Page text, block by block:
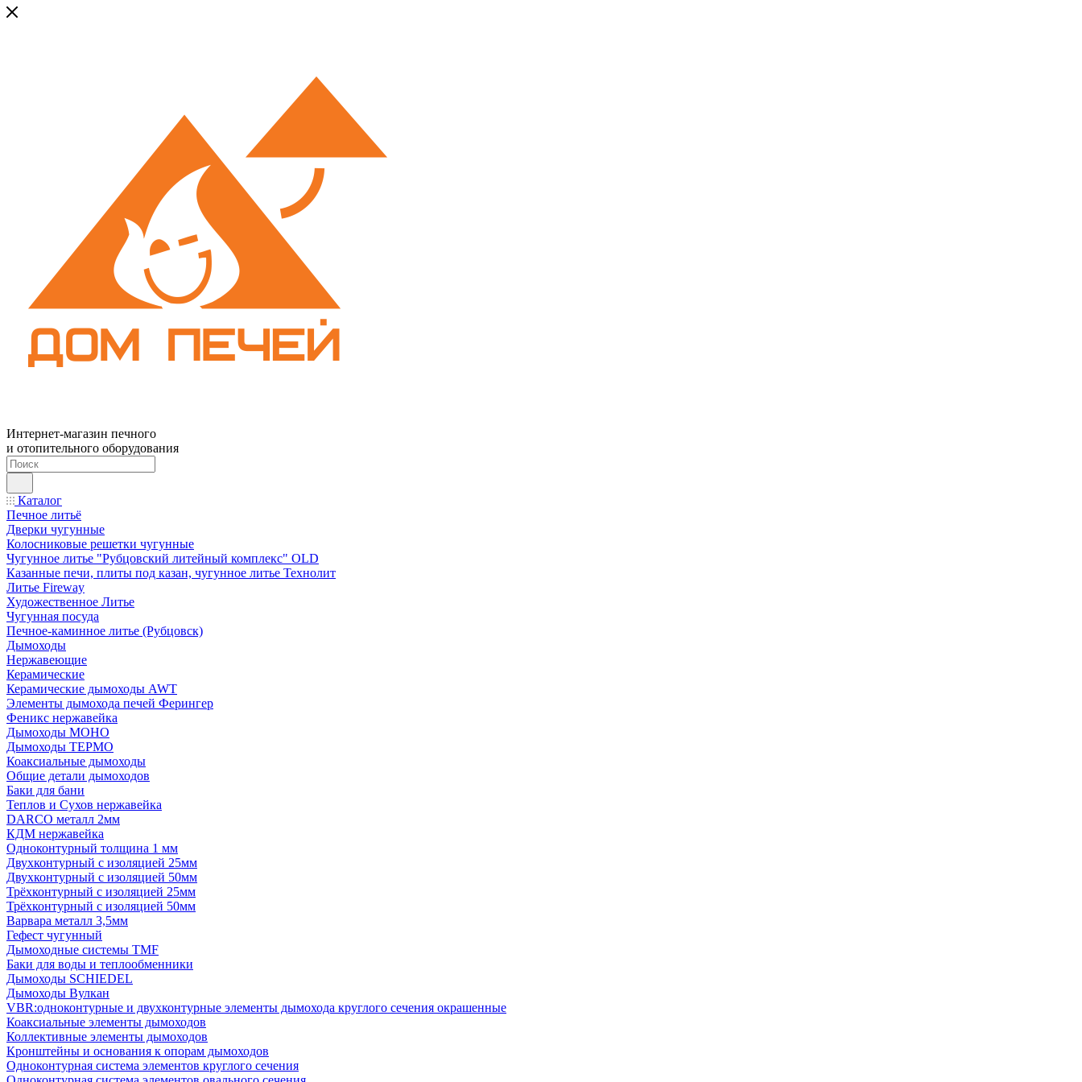
Интернет-магазин печного
и отопительного оборудования
Каталог
Печное литьё
Дверки чугунные
Колосниковые решетки чугунные
Чугунное литье "Рубцовский литейный комплекс" OLD
Казанные печи, плиты под казан, чугунное литье Технолит
Литье Fireway
Художественное Литье
Чугунная посуда
Печное-каминное литье (Рубцовск)
Дымоходы
Нержавеющие
Керамические
Керамические дымоходы AWT
Элементы дымохода печей Ферингер
Феникс нержавейка
Дымоходы МОНО
Дымоходы ТЕРМО
Коаксиальные дымоходы
Общие детали дымоходов
Баки для бани
Теплов и Сухов нержавейка
DARCO металл 2мм
КДМ нержавейка
Одноконтурный толщина 1 мм
Двухконтурный с изоляцией 25мм
Двухконтурный с изоляцией 50мм
Трёхконтурный с изоляцией 25мм
Трёхконтурный с изоляцией 50мм
Варвара металл 3,5мм
Гефест чугунный
Дымоходные системы TMF
Баки для воды и теплообменники
Дымоходы SCHIEDEL
Дымоходы Вулкан
VBR:одноконтурные и двухконтурные элементы дымохода круглого сечения окрашенные
Коаксиальные элементы дымоходов
Коллективные элементы дымоходов
Кронштейны и основания к опорам дымоходов
Одноконтурная система элементов круглого сечения